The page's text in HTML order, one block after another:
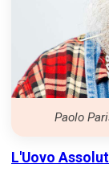
Paolo
L'Uovo